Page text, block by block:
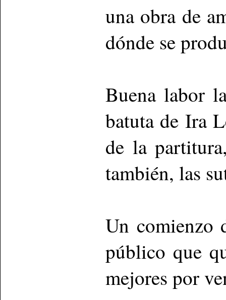
una obra de
dónde se
Buena labor
batuta de Ira
de la
también, las
Un comienzo
público que
mejores por